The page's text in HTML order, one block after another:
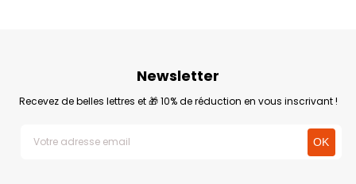
Newsletter
Recevez de belles lettres et 🎁 10% de réduction en vous inscrivant !